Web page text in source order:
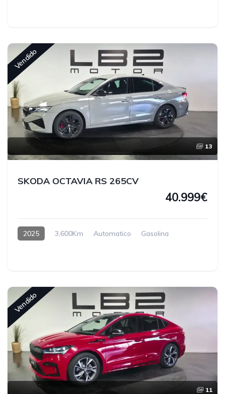
Vendido
13
SKODA OCTAVIA RS 265CV
40.999€
2025 3,600Km Automatico Gasolina
Vendido
11